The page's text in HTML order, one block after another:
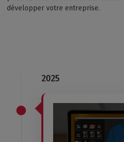
développer votre entreprise.
2025